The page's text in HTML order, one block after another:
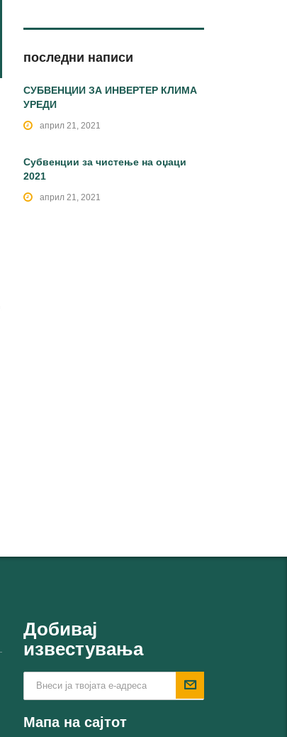
последни написи
СУБВЕНЦИИ ЗА ИНВЕРТЕР КЛИМА
УРЕДИ
април 21, 2021
Субвенции за чистење на оџаци
2021
април 21, 2021
Добивај
известувања
Мапа на сајтот